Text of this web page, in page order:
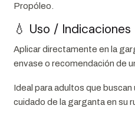
Propóleo.
💧 Uso / Indicaciones
Aplicar directamente en la
envase o recomendación de
Ideal para adultos que buscan
cuidado de la garganta en su